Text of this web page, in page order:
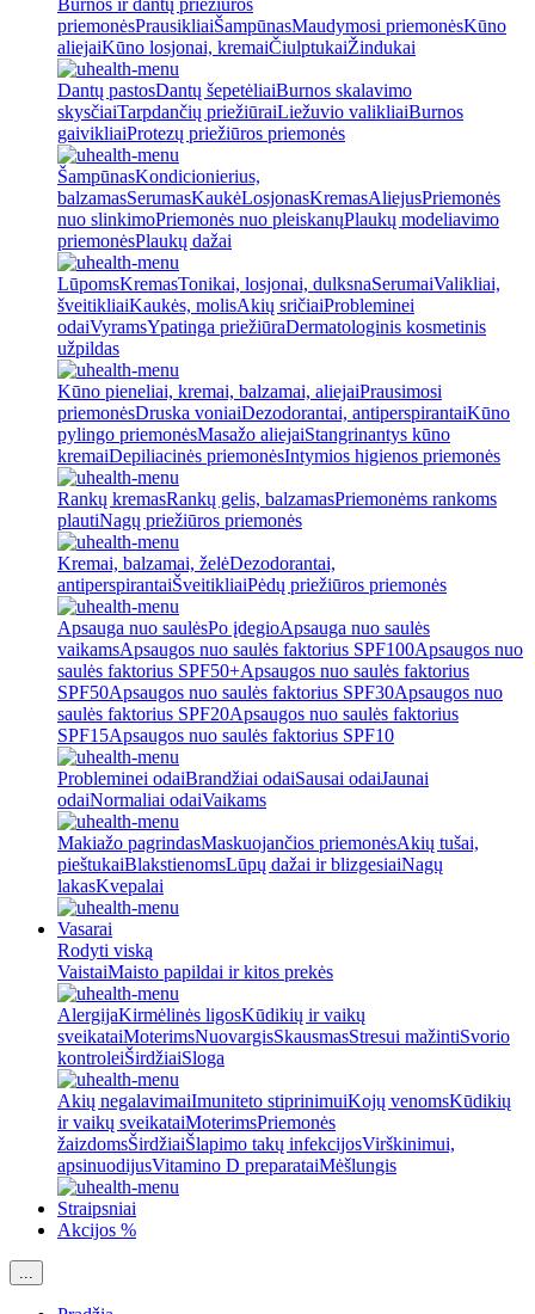
Burnos ir dantų priežiūros
priemonėsPrausikliaiŠampūnasMaudymosi priemonėsKūno
aliejaiKūno losjonai, kremaiČiulptukaiŽindukai
Dantų pastosDantų šepetėliaiBurnos skalavimo
skysčiaiTarpdančių priežiūraiLiežuvio valikliaiBurnos
gaivikliaiProtezų priežiūros priemonės
ŠampūnasKondicionierius,
balzamasSerumasKaukėLosjonasKremasAliejusPriemonės
nuo slinkimoPriemonės nuo pleiskanųPlaukų modeliavimo
priemonėsPlaukų dažai
LūpomsKremasTonikai, losjonai, dulksnaSerumaiValikliai,
šveitikliaiKaukės, molisAkių sričiaiProbleminei
odaiVyramsYpatinga priežiūraDermatologinis kosmetinis
užpildas
Kūno pieneliai, kremai, balzamai, aliejaiPrausimosi
priemonėsDruska voniaiDezodorantai, antiperspirantaiKūno
pylingo priemonėsMasažo aliejaiStangrinantys kūno
kremaiDepiliacinės priemonėsIntymios higienos priemonės
Rankų kremasRankų gelis, balzamasPriemonėms rankoms
plautiNagų priežiūros priemonės
Kremai, balzamai, želėDezodorantai,
antiperspirantaiŠveitikliaiPėdų priežiūros priemonės
Apsauga nuo saulėsPo įdegioApsauga nuo saulės
vaikamsApsaugos nuo saulės faktorius SPF100Apsaugos nuo
saulės faktorius SPF50+Apsaugos nuo saulės faktorius
SPF50Apsaugos nuo saulės faktorius SPF30Apsaugos nuo
saulės faktorius SPF20Apsaugos nuo saulės faktorius
SPF15Apsaugos nuo saulės faktorius SPF10
Probleminei odaiBrandžiai odaiSausai odaiJaunai
odaiNormaliai odaiVaikams
Makiažo pagrindasMaskuojančios priemonėsAkių tušai,
pieštukaiBlakstienomsLūpų dažai ir blizgesiaiNagų
lakasKvepalai
Vasarai
Rodyti viską
VaistaiMaisto papildai ir kitos prekės
AlergijaKirmėlinės ligosKūdikių ir vaikų
sveikataiMoterimsNuovargisSkausmasStresui mažintiSvorio
kontroleiŠirdžiaiSloga
Akių negalavimaiImuniteto stiprinimuiKojų venomsKūdikių
ir vaikų sveikataiMoterimsPriemonės
žaizdomsŠirdžiaiŠlapimo takų infekcijosVirškinimui,
apsinuodijusVitamino D preparataiMėšlungis
Straipsniai
Akcijos %
...